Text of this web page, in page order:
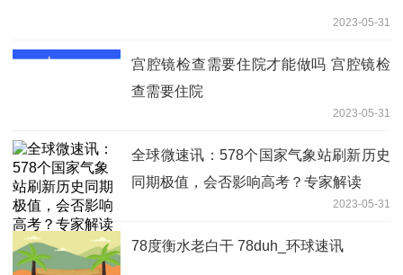
2023-05-31
宫腔镜检查需要住院才能做吗 宫腔镜检
查需要住院
2023-05-31
全球微速讯：578个国家气象站刷新历史
同期极值，会否影响高考？专家解读
2023-05-31
78度衡水老白干 78duh_环球速讯